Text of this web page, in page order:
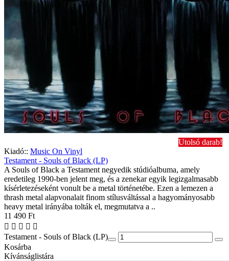
Utolsó darab!
Kiadó:: Music On Vinyl
Testament - Souls of Black (LP)
A Souls of Black a Testament negyedik stúdióalbuma, amely
eredetileg 1990-ben jelent meg, és a zenekar egyik legizgalmasabb
kísérletezéseként vonult be a metal történetébe. Ezen a lemezen a
thrash metal alapvonalait finom stílusváltással a hagyományosabb
heavy metal irányába tolták el, megmutatva a ..
11 490 Ft
Testament - Souls of Black (LP)
Kosárba
Kívánságlistára